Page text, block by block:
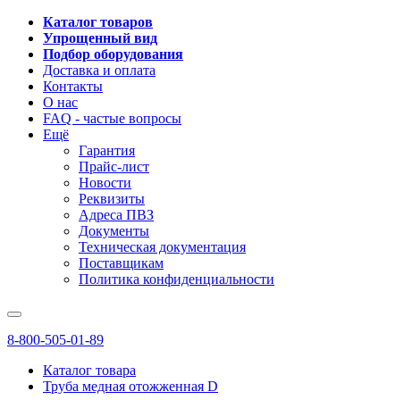
Каталог товаров
Упрощенный вид
Подбор оборудования
Доставка и оплата
Контакты
О нас
FAQ - частые вопросы
Ещё
Гарантия
Прайс-лист
Новости
Реквизиты
Адреса ПВЗ
Документы
Техническая документация
Поставщикам
Политика конфиденциальности
8-800-505-01-89
Каталог товара
Труба медная отожженная D